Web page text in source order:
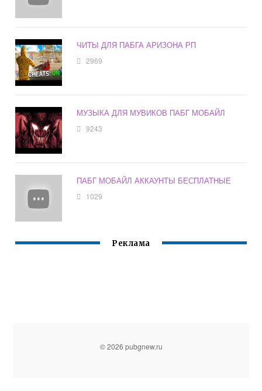
ЧИТЫ ДЛЯ ПАБГА АРИЗОНА РП
2969
МУЗЫКА ДЛЯ МУВИКОВ ПАБГ МОБАЙЛ
9243
ПАБГ МОБАЙЛ АККАУНТЫ БЕСПЛАТНЫЕ
1029
Реклама
© 2026 pubgnew.ru